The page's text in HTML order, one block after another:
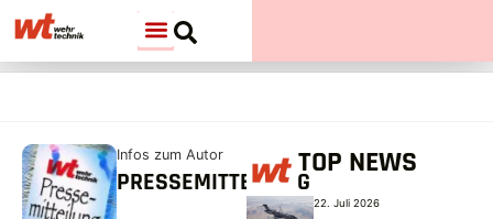
Infos zum Autor
PRESSEMITTEILUNG
TOP NEWS
22. Juli 2026